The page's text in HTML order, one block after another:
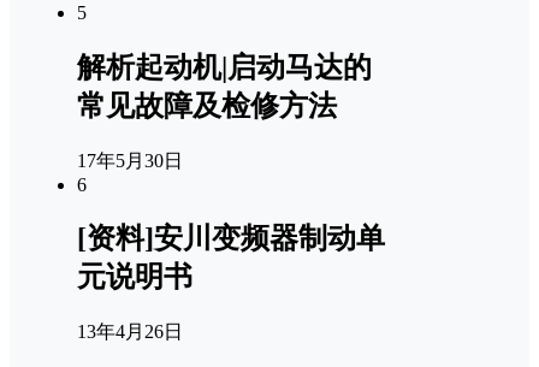
5
解析起动机|启动马达的
常见故障及检修方法
17年5月30日
6
[资料]安川变频器制动单
元说明书
13年4月26日